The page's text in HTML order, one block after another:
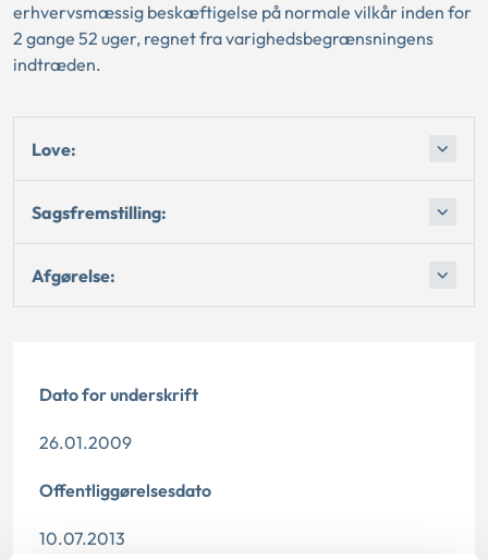
erhvervsmæssig beskæftigelse på normale vilkår inden for
2 gange 52 uger, regnet fra varighedsbegrænsningens
indtræden.
Love:
Sagsfremstilling:
Afgørelse:
Dato for underskrift
26.01.2009
Offentliggørelsesdato
10.07.2013